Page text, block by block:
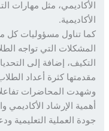
مثل مهارات التواصل
تناول مسؤوليات كل من
التي تواجه الطلاب،
إضافة إلى التحديات
كثرة أعداد الطلاب
المحاضرات تفاعلاً
الإرشاد الأكاديمي
العملية التعليمية ودعم